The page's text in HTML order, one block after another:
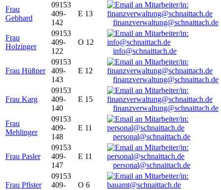
Frau
Gebhard
09153
409-
142
E 13
finanzverwaltung@schnaittach.de
Frau
Holzinger
09153
409-
122
O 12
info@schnaittach.de
Frau Hüßner
09153
409-
143
E 12
finanzverwaltung@schnaittach.de
Frau Karg
09153
409-
140
E 15
finanzverwaltung@schnaittach.de
Frau
Mehlinger
09153
409-
148
E 11
personal@schnaittach.de
Frau Pasler
09153
409-
147
E 11
personal@schnaittach.de
Frau Pfister
09153
409-
O 6